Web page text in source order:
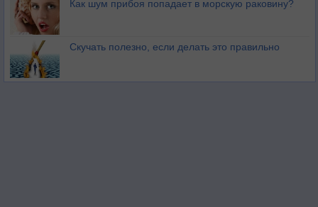
Как шум прибоя попадает в морскую раковину?
Скучать полезно, если делать это правильно